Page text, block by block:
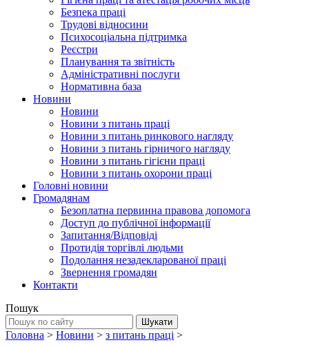
Безпека праці
Трудові відносини
Психосоціальна підтримка
Реєстри
Планування та звітність
Адміністративні послуги
Нормативна база
Новини
Новини
Новини з питань праці
Новини з питань ринкового нагляду
Новини з питань гірничого нагляду
Новини з питань гігієни праці
Новини з питань охорони праці
Головні новини
Громадянам
Безоплатна первинна правова допомога
Доступ до публічної інформації
Запитання/Відповіді
Протидія торгівлі людьми
Подолання незадекларованої праці
Звернення громадян
Контакти
Пошук
Головна > Новини > з питань праці >